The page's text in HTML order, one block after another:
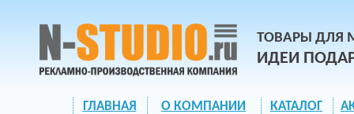
ТОВАРЫ ДЛЯ
ИДЕИ
ГЛАВНАЯ О КОМПАНИИ КАТАЛОГ